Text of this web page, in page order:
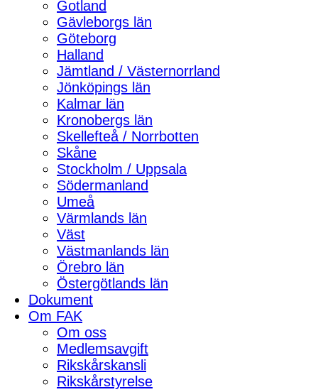
Gotland
Gävleborgs län
Göteborg
Halland
Jämtland / Västernorrland
Jönköpings län
Kalmar län
Kronobergs län
Skellefteå / Norrbotten
Skåne
Stockholm / Uppsala
Södermanland
Umeå
Värmlands län
Väst
Västmanlands län
Örebro län
Östergötlands län
Dokument
Om FAK
Om oss
Medlemsavgift
Rikskårskansli
Rikskårstyrelse